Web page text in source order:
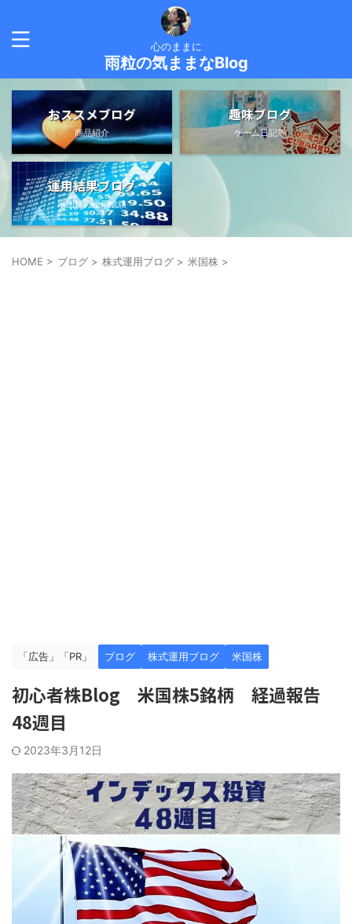
心のままに
雨粒の気ままなBlog
おススメブログ
商品紹介
趣味ブログ
ゲーム日記等
運用結果ブログ
米国株の運用成績
HOME > ブログ > 株式運用ブログ > 米国株 >
「広告」「PR」 ブログ 株式運用ブログ 米国株
初心者株Blog 米国株5銘柄 経過報告
48週目
2023年3月12日